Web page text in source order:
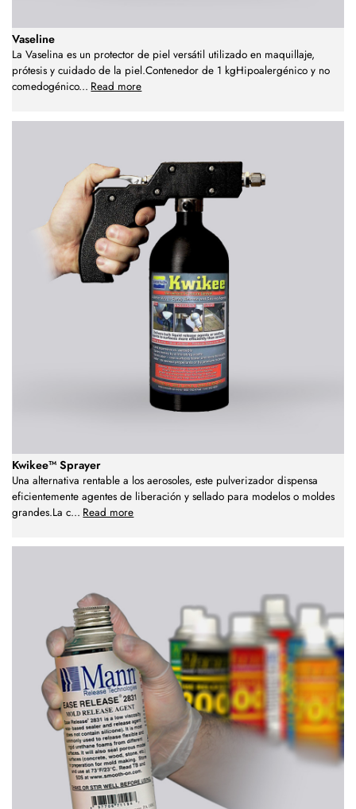
Vaseline
La Vaselina es un protector de piel versátil utilizado en maquillaje,
prótesis y cuidado de la piel.Contenedor de 1 kgHipoalergénico y no
comedogénico... Read more
Kwikee™ Sprayer
Una alternativa rentable a los aerosoles, este pulverizador dispensa
eficientemente agentes de liberación y sellado para modelos o moldes
grandes.La c... Read more